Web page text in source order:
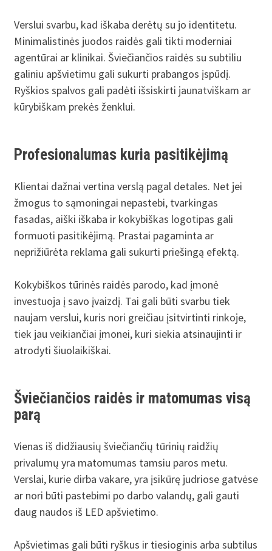
Verslui svarbu, kad iškaba derėtų su jo identitetu.
Minimalistinės juodos raidės gali tikti moderniai
agentūrai ar klinikai. Šviečiančios raidės su subtiliu
galiniu apšvietimu gali sukurti prabangos įspūdį.
Ryškios spalvos gali padėti išsiskirti jaunatviškam ar
kūrybiškam prekės ženklui.
Profesionalumas kuria pasitikėjimą
Klientai dažnai vertina verslą pagal detales. Net jei
žmogus to sąmoningai nepastebi, tvarkingas
fasadas, aiški iškaba ir kokybiškas logotipas gali
formuoti pasitikėjimą. Prastai pagaminta ar
neprižiūrėta reklama gali sukurti priešingą efektą.
Kokybiškos tūrinės raidės parodo, kad įmonė
investuoja į savo įvaizdį. Tai gali būti svarbu tiek
naujam verslui, kuris nori greičiau įsitvirtinti rinkoje,
tiek jau veikiančiai įmonei, kuri siekia atsinaujinti ir
atrodyti šiuolaikiškai.
Šviečiančios raidės ir matomumas visą
parą
Vienas iš didžiausių šviečiančių tūrinių raidžių
privalumų yra matomumas tamsiu paros metu.
Verslai, kurie dirba vakare, yra įsikūrę judriose gatvėse
ar nori būti pastebimi po darbo valandų, gali gauti
daug naudos iš LED apšvietimo.
Apšvietimas gali būti ryškus ir tiesioginis arba subtilus